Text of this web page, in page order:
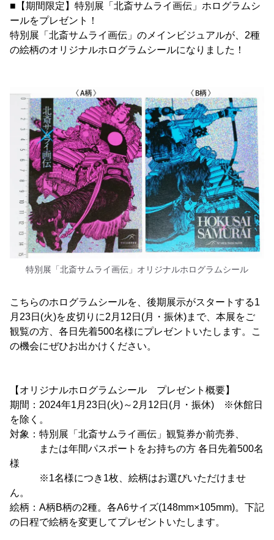
■【期間限定】特別展「北斎サムライ画伝」ホログラムシ
ールをプレゼント！
特別展「北斎サムライ画伝」のメインビジュアルが、2種
の絵柄のオリジナルホログラムシールになりました！
特別展「北斎サムライ画伝」オリジナルホログラムシール
こちらのホログラムシールを、後期展示がスタートする1
月23日(火)を皮切りに2月12日(月・振休)まで、本展をご
観覧の方、各日先着500名様にプレゼントいたします。こ
の機会にぜひお出かけください。
【オリジナルホログラムシール プレゼント概要】
期間：2024年1月23日(火)～2月12日(月・振休) ※休館日
を除く。
対象：特別展「北斎サムライ画伝」観覧券か前売券、
または年間パスポートをお持ちの方 各日先着500名
様
※1名様につき1枚、絵柄はお選びいただけませ
ん。
絵柄：A柄B柄の2種。各A6サイズ(148mm×105mm)。下記
の日程で絵柄を変更してプレゼントいたします。